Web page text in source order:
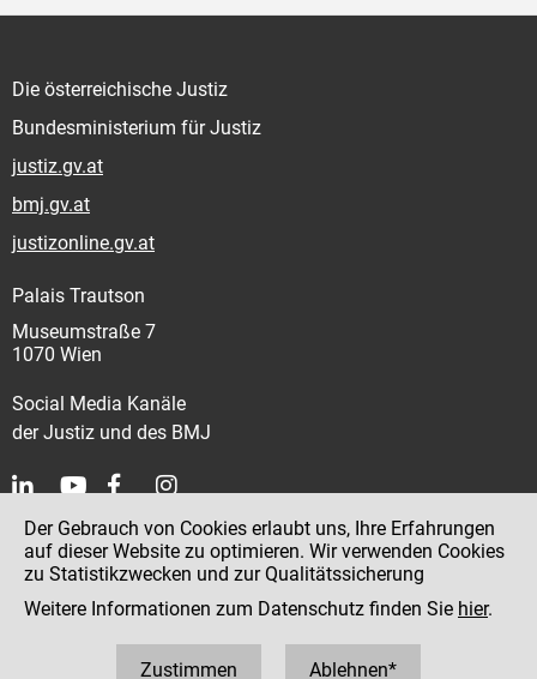
Die österreichische Justiz
Bundesministerium für Justiz
justiz.gv.at
bmj.gv.at
justizonline.gv.at
Palais Trautson
Museumstraße 7
1070 Wien
Social Media Kanäle
der Justiz und des BMJ
Kontakt
Impressum
Datenschutz
Der Gebrauch von Cookies erlaubt uns, Ihre Erfahrungen
auf dieser Website zu optimieren. Wir verwenden Cookies
zu Statistikzwecken und zur Qualitätssicherung
Weitere Informationen zum Datenschutz finden Sie hier.
Zustimmen Ablehnen*